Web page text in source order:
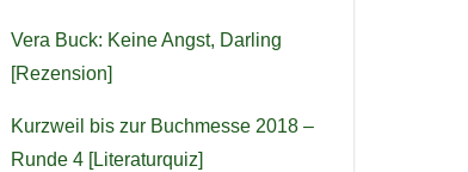
Vera Buck: Keine Angst, Darling
[Rezension]
Kurzweil bis zur Buchmesse 2018 –
Runde 4 [Literaturquiz]